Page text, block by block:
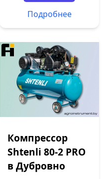
Подробнее
Компрессор
Shtenli 80-2 PRO
в Дубровно